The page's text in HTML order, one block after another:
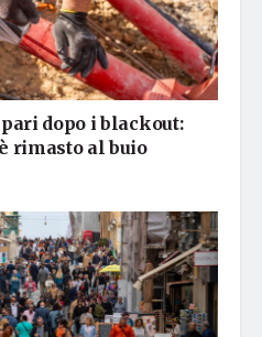
dopo i blackout:
rimasto al buio